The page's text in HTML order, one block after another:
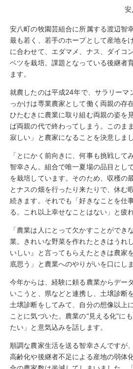
安
安八町の牧園芸組合に所属する渡辺智
最も若く、若手のホープとして産地を
に合わせて、エダマメ、ナス、ダイコ
ベツを栽培。課題となっている後継者
ます。
就農したのは平成24年で、サラリーマ
っかけは専業農家として働く両親の存
ひたむきに農業に取り組む両親の姿を
ば両親の代で終わってしまう。このま
寂しい」と農家になることを決意しまし
「とにかく前向きに、何事も挑戦して
智幸さん。組合で唯一夏場の品目とし
を栽培しています。そのため、収穫の
とナスの畑を行ったり来たりで、休む
続きます。それでも「好きなことを仕
る。これ以上幸せなことはない」と疲
「農業は人にとって欠かすことができ
業。きれいな野菜を作れたときはうれ
いしい』と言ってもらえたときは農家
底思う」と農業へのやりがいを口にしま
今年からは、経験に頼る農業からデー
いこうと、県などと連携し、土壌診断
土壌診断をしてみて、自分の想像以上
ことに気づいた。農業の“見える化”に
たい」と意気込みを話します。
順調な農家生活を送る智幸さんですが
高齢化や後継者不足による産地の弱体